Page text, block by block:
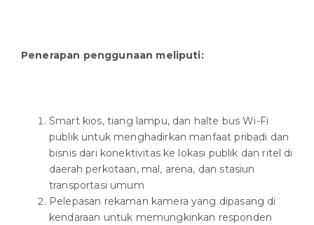
Penerapan penggunaan meliputi:
Smart kios, tiang lampu, dan halte bus Wi-Fi
publik untuk menghadirkan manfaat pribadi dan
bisnis dari konektivitas ke lokasi publik dan ritel di
daerah perkotaan, mal, arena, dan stasiun
transportasi umum
Pelepasan rekaman kamera yang dipasang di
kendaraan untuk memungkinkan responden